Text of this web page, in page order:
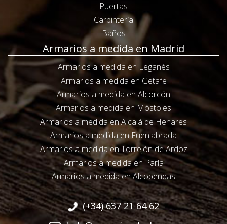
Puertas
Carpintería
Baños
Armarios a medida en Madrid
Armarios a medida en Leganés
Armarios a medida en Getafe
Armarios a medida en Alcorcón
Armarios a medida en Móstoles
Armarios a medida en Alcalá de Henares
Armarios a medida en Fuenlabrada
Armarios a medida en Torrejón de Ardoz
Armarios a medida en Parla
Armarios a medida en Alcobendas
(+34) 637 21 64 62